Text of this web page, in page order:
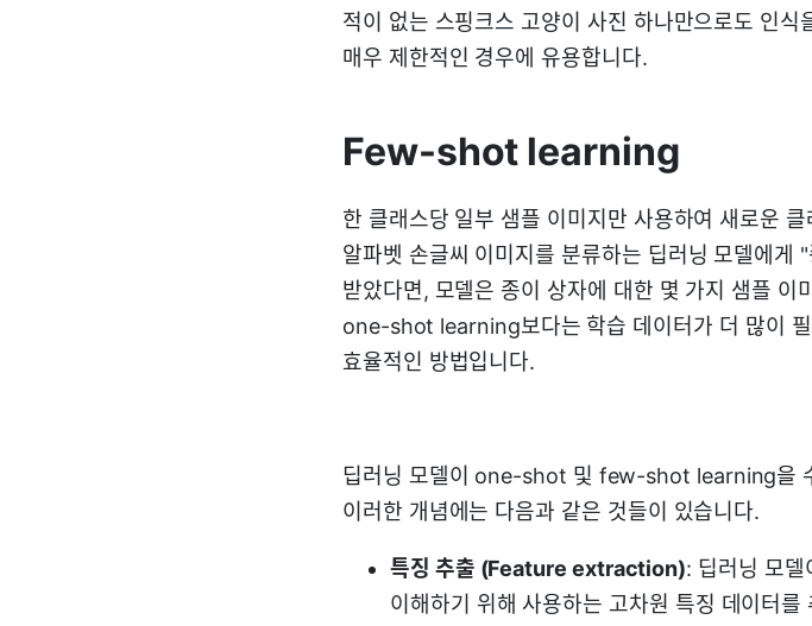
적이 없는 스핑크스 고양이 사진 하나만으로도 인
매우 제한적인 경우에 유용합니다.
Few-shot learning
한 클래스당 일부 샘플 이미지만 사용하여 새로운
알파벳 손글씨 이미지를 분류하는 딥러닝 모델에게
받았다면, 모델은 종이 상자에 대한 몇 가지 샘플
one-shot learning보다는 학습 데이터가 더 많이
효율적인 방법입니다.
딥러닝 모델이 one-shot 및 few-shot learning을
이러한 개념에는 다음과 같은 것들이 있습니다.
특징 추출 (Feature extraction): 딥러닝 모델
이해하기 위해 사용하는 고차원 특징 데이터를